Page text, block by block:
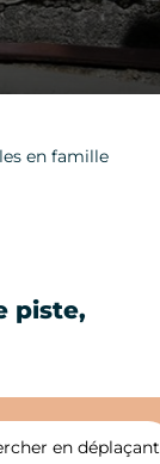
en famille
piste,
en déplaçant